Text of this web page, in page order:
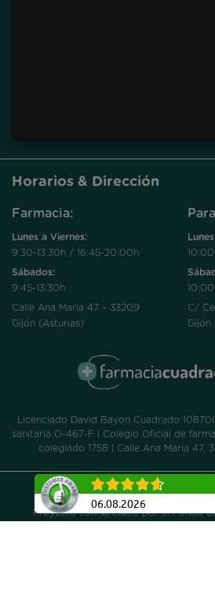
06.08.2026
Horarios & Dirección
Farmacia:
Lunes a Viernes:
9:30-13:30h / 16:45-20:00h
Sábados:
9:45-13:30h
Calle Ana María 47 – 33209
Gijón (Asturias)
C/
Gijón
Licenciado David Bayon Cuadrado
sanitaria O-467-F | Colegio Oficial de
colegiado 1758 | Calle Ana María 47,
Aviso legal | Política de privacidad |
Proyecto cofinanciado por el Fondo